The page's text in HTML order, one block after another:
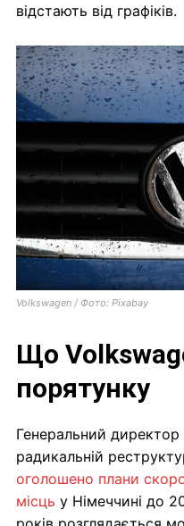
відстають від графіків.
Volkswagen / Фото: Pixabay
Що
порятунку
Генеральний
радикальній
оголошено плани
місць у Німеччині до